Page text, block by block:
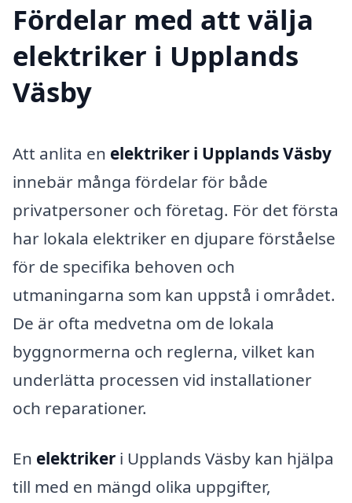
Fördelar med att välja
elektriker i Upplands
Väsby
Att anlita en elektriker i Upplands Väsby
innebär många fördelar för både
privatpersoner och företag. För det första
har lokala elektriker en djupare förståelse
för de specifika behoven och
utmaningarna som kan uppstå i området.
De är ofta medvetna om de lokala
byggnormerna och reglerna, vilket kan
underlätta processen vid installationer
och reparationer.
En elektriker i Upplands Väsby kan hjälpa
till med en mängd olika uppgifter,